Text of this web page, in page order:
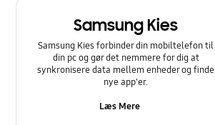
Samsung Kies
Samsung Kies forbinder din mobiltelefon til
din pc og gør det nemmere for dig at
synkronisere data mellem enheder og finde
nye app'er.
Læs Mere